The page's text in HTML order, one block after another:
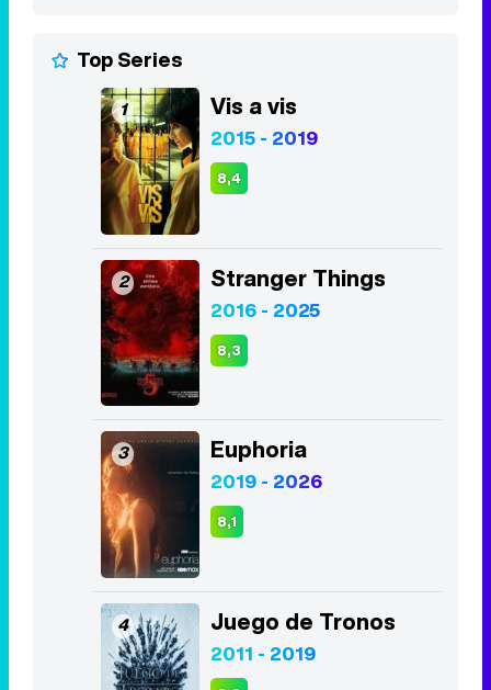
Top Series
1 Vis a vis
2015 - 2019
8,4
2 Stranger Things
2016 - 2025
8,3
3 Euphoria
2019 - 2026
8,1
4 Juego de Tronos
2011 - 2019